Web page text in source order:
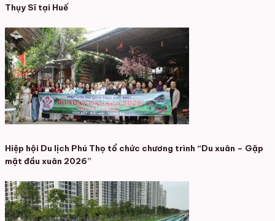
Thụy Sĩ tại Huế
Hiệp hội Du lịch Phú Thọ tổ chức chương trình “Du xuân – Gặp
mặt đầu xuân 2026”